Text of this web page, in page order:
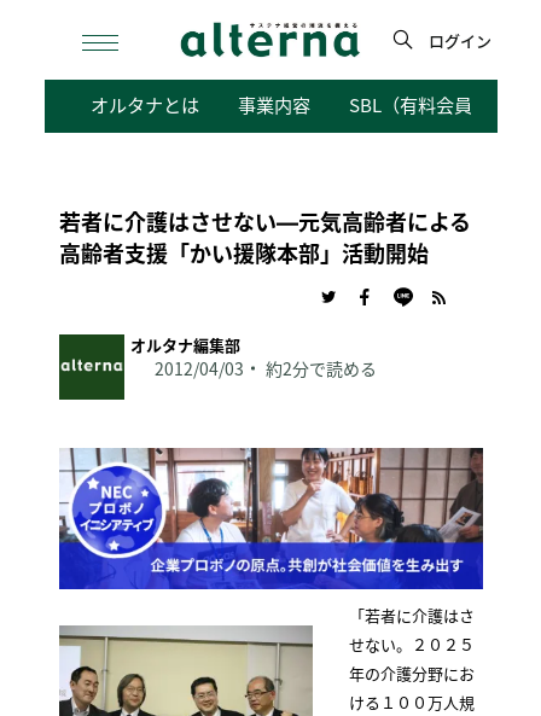
検
ログイン
オルタナとは 事業内容 SBL（有料会員向けサ
若者に介護はさせない―元気高齢者による
高齢者支援「かい援隊本部」活動開始
オルタナ編集部
2012/04/03 約2分で読める
「若者に介護はさ
せない。２０２５
年の介護分野にお
ける１００万人規